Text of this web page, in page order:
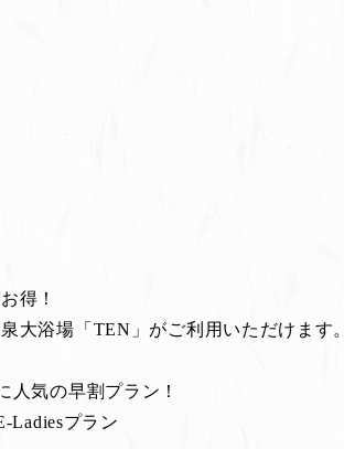
得！
大浴場「TEN」がご利用いただけます。
人気の早割プラン！
Ladiesプラン